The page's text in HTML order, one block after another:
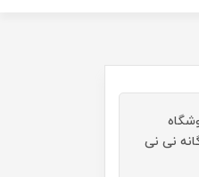
نی نی